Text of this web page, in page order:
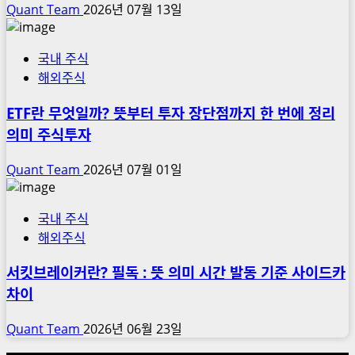
Quant Team 2026년 07월 13일
국내 주식
해외주식
ETF란 무엇일까? 뜻부터 투자 장단점까지 한 번에 정리
의미 주식투자
Quant Team 2026년 07월 01일
국내 주식
해외주식
서킷브레이커란? 필독 : 뜻 의미 시간 발동 기준 사이드카
차이
Quant Team 2026년 06월 23일